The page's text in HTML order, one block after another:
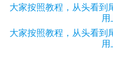
大家按照教程，从头看到
用
大家按照教程，从头看到
用